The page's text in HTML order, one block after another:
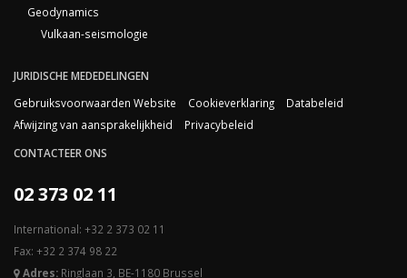
Geodynamics
Vulkaan-seismologie
JURIDISCHE MEDEDELINGEN
Gebruiksvoorwaarden Website
Cookieverklaring
Databeleid
Afwijzing van aansprakelijkheid
Privacybeleid
CONTACTEER ONS
02 373 02 11
International: +32 2 373 02 11
Fax: +32 2 374 98 22
Adres: Ringlaan 3, BE-1180 Brussel